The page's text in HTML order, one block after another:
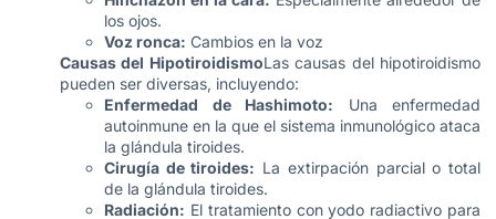
los ojos.
Voz ronca: Cambios en la voz
Causas del HipotiroidismoLas causas del hipotiroidismo
pueden ser diversas, incluyendo:
Enfermedad de Hashimoto: Una enfermedad
autoinmune en la que el sistema inmunológico ataca
la glándula tiroides.
Cirugía de tiroides: La extirpación parcial o total
de la glándula tiroides.
Radiación: El tratamiento con yodo radiactivo para